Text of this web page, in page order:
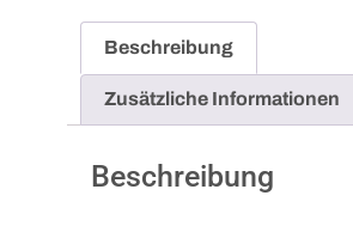
Beschreibung
Zusätzliche Informationen
Beschreibung